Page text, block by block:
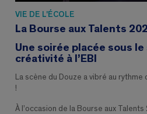
VIE DE L'ÉCOLE
La Bourse aux Talents
Une soirée placée sous
créativité à l’EBI
La scène du Douze a vibré au
!
À l’occasion de la Bourse aux Talents